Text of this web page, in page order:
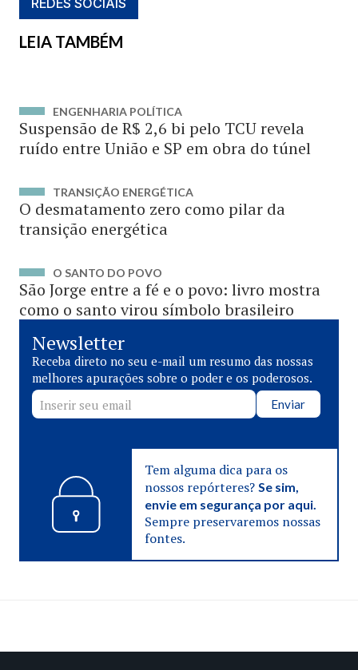
REDES SOCIAIS
LEIA TAMBÉM
ENGENHARIA POLÍTICA
Suspensão de R$ 2,6 bi pelo TCU revela
ruído entre União e SP em obra do túnel
TRANSIÇÃO ENERGÉTICA
O desmatamento zero como pilar da
transição energética
O SANTO DO POVO
São Jorge entre a fé e o povo: livro mostra
como o santo virou símbolo brasileiro
Newsletter
Receba direto no seu e-mail um resumo das nossas
melhores apurações sobre o poder e os poderosos.
Enviar
Tem alguma dica para os
nossos repórteres? Se sim,
envie em segurança por aqui.
Sempre preservaremos nossas
fontes.